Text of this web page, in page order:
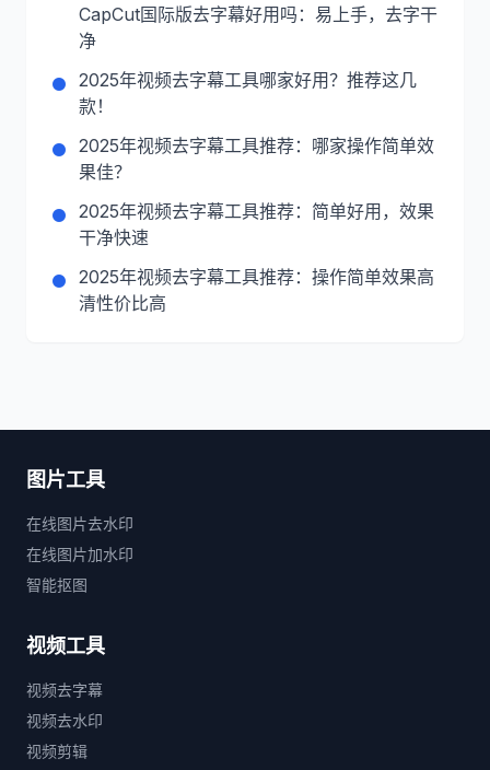
CapCut国际版去字幕好用吗：易上手，去字干
净
2025年视频去字幕工具哪家好用？推荐这几
款！
2025年视频去字幕工具推荐：哪家操作简单效
果佳？
2025年视频去字幕工具推荐：简单好用，效果
干净快速
2025年视频去字幕工具推荐：操作简单效果高
清性价比高
图片工具
在线图片去水印
在线图片加水印
智能抠图
视频工具
视频去字幕
视频去水印
视频剪辑